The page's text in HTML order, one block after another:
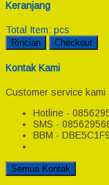
Keranjang
Total Item: pcs
Rincian Checkout
Kontak Kami
Customer service kami
Hotline -
SMS -
BBM - DBE5C1F9
Semua Kontak